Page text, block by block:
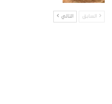
السابق التالي